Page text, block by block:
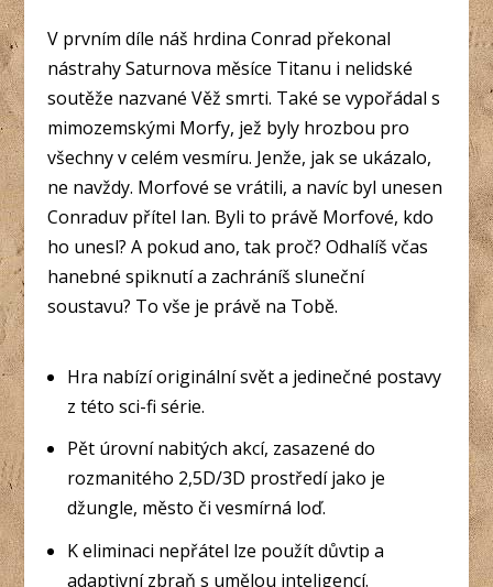
V prvním díle náš hrdina Conrad překonal
nástrahy Saturnova měsíce Titanu i nelidské
soutěže nazvané Věž smrti. Také se vypořádal s
mimozemskými Morfy, jež byly hrozbou pro
všechny v celém vesmíru. Jenže, jak se ukázalo,
ne navždy. Morfové se vrátili, a navíc byl unesen
Conraduv přítel Ian. Byli to právě Morfové, kdo
ho unesl? A pokud ano, tak proč? Odhalíš včas
hanebné spiknutí a zachráníš sluneční
soustavu? To vše je právě na Tobě.
Hra nabízí originální svět a jedinečné postavy
z této sci-fi série.
Pět úrovní nabitých akcí, zasazené do
rozmanitého 2,5D/3D prostředí jako je
džungle, město či vesmírná loď.
K eliminaci nepřátel lze použít důvtip a
adaptivní zbraň s umělou inteligencí.